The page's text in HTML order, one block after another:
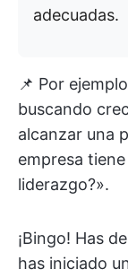
adecuadas.
📌 Por
buscando
alcanzar una
empresa
liderazgo?».
¡Bingo! Has
has iniciado